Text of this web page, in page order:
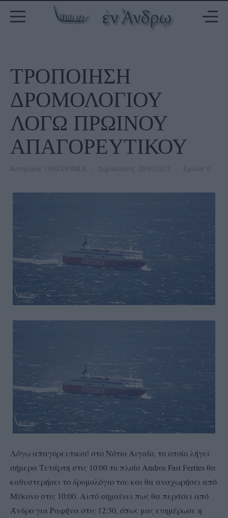
ΤΡΟΠΟΙΗΣΗ
ΔΡΟΜΟΛΟΓΙΟΥ
ΛΟΓΩ ΠΡΩΙΝΟΥ
ΑΠΑΓΟΡΕΥΤΙΚΟΥ
Κατηγορία: ΟΙΚΟΝΟΜΙΑ Δημοσίευση: 29/03/2023 Σχόλια: 0
Λόγω απαγορευτικού στο Νότιο Αιγαίο, το οποίο λήγει
σήμερα Τετάρτη στις 10:00 το πλοίο Andros Fast Ferries θα
καθυστερήσει το δρομολόγιο του και θα αναχωρήσει από
Μύκονο στις 10:00. Αυτό σημαίνει πως θα περάσει από
Άνδρο για Ραφήνα στις 12:30, όπως μας ενημέρωσε η